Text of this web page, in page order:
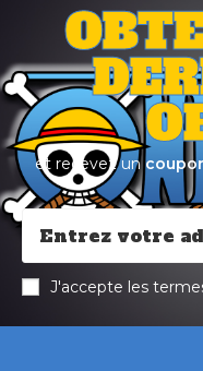
et recevez un
J'accepte les